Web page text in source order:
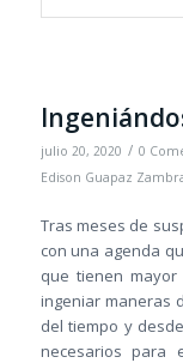
julio 20, 2020 / 0
Edison Guapaz
Tras meses de
con una agenda
que tienen
ingeniar maneras
del tiempo y
necesarios para